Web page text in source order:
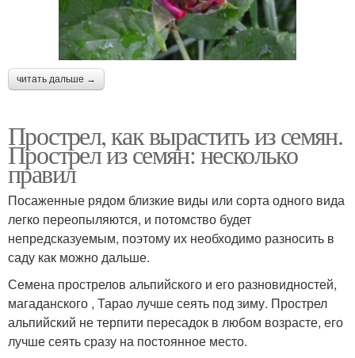
читать дальше →
Прострел, как вырастить из семян.
Прострел из семян: несколько
правил
Посаженные рядом близкие виды или сорта одного вида
легко переопыляются, и потомство будет
непредсказуемым, поэтому их необходимо разносить в
саду как можно дальше.
Семена прострелов альпийского и его разновидностей,
магаданского , Тарао лучше сеять под зиму. Прострел
альпийский не терпити пересадок в любом возрасте, его
лучше сеять сразу на постоянное место.